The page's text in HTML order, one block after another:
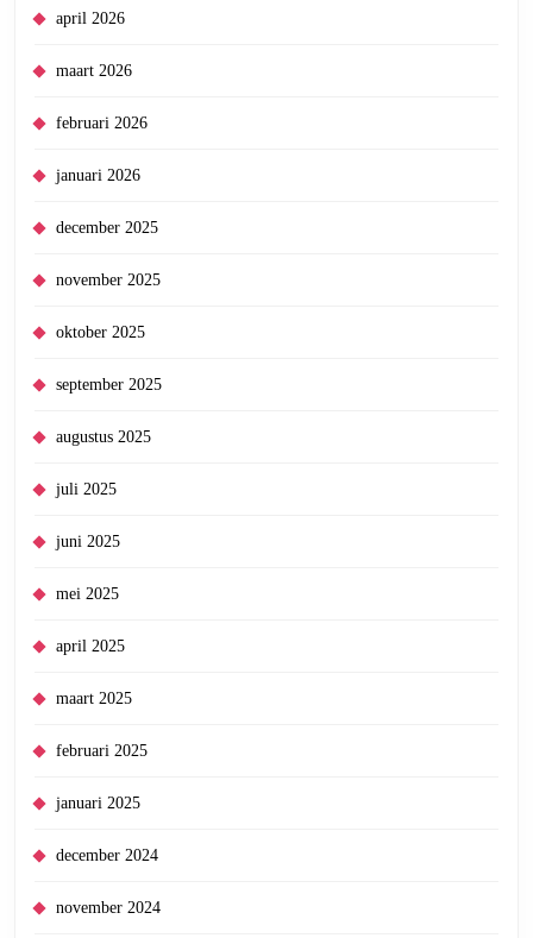
april 2026
maart 2026
februari 2026
januari 2026
december 2025
november 2025
oktober 2025
september 2025
augustus 2025
juli 2025
juni 2025
mei 2025
april 2025
maart 2025
februari 2025
januari 2025
december 2024
november 2024